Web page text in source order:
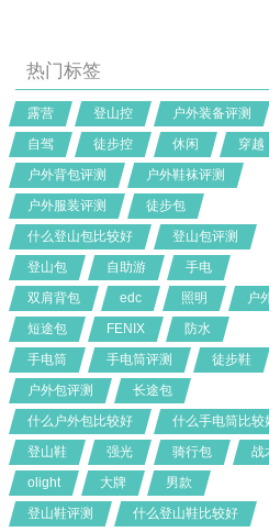
热门标签
露营 登山控
户外装备评测
自驾
徒步控 休闲
穿越
户外背包评测
户外鞋袜评测
户外服装评测
徒步包
什么登山包比较好
登山包评测
登山包
自助游
手电
双肩背包
edc 照明
户
短途包
FENIX
防水
手电筒
手电筒评测
徒步鞋
户外包评测
长途包
什么户外包比较好
什么手电筒比较
登山鞋
强光 骑行包
战
olight
大牌
男款
登山鞋评测
什么登山鞋比较好